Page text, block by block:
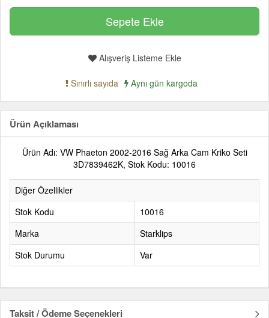
Alışveriş Listeme Ekle
Sınırlı sayıda Aynı gün kargoda
Ürün Açıklaması
Ürün Adı: VW Phaeton 2002-2016 Sağ Arka Cam Kriko Seti
3D7839462K, Stok Kodu: 10016
Diğer Özellikler
Stok Kodu
10016
Marka
Starklips
Stok Durumu
Var
Taksit / Ödeme Seçenekleri